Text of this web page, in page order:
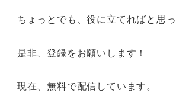
ちょっとでも、役に立てればと思っ
是非、登録をお願いします！
現在、無料で配信しています。